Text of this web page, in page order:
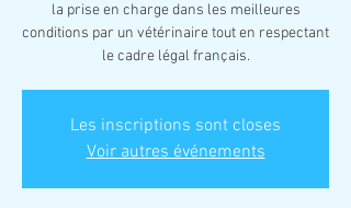
la prise en charge dans les meilleures
conditions par un vétérinaire tout en respectant
le cadre légal français.
Les inscriptions sont closes
Voir autres événements